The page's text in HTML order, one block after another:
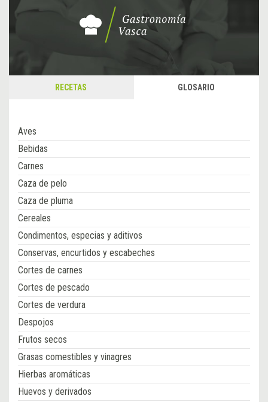
RECETAS GLOSARIO
Aves
Bebidas
Carnes
Caza de pelo
Caza de pluma
Cereales
Condimentos, especias y aditivos
Conservas, encurtidos y escabeches
Cortes de carnes
Cortes de pescado
Cortes de verdura
Despojos
Frutos secos
Grasas comestibles y vinagres
Hierbas aromáticas
Huevos y derivados